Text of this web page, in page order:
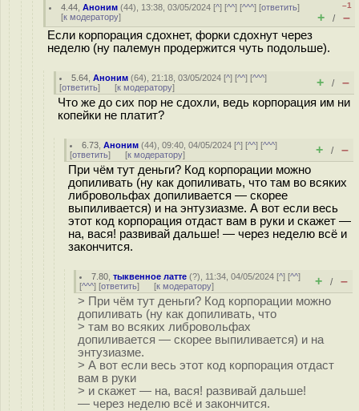
4.44 ,Аноним (44), 13:38, 03/05/2024 [^] [^^] [^^^] [ответить]
[к модератору]
–1
+ / –
Если корпорация сдохнет, форки сдохнут через
неделю (ну палемун продержится чуть подольше).
5.64 ,Аноним (64), 21:18, 03/05/2024 [^] [^^] [^^^]
[ответить] [к модератору] + / –
Что же до сих пор не сдохли, ведь корпорация им ни
копейки не платит?
6.73 ,Аноним (44), 09:40, 04/05/2024 [^] [^^] [^^^]
[ответить] [к модератору] + / –
При чём тут деньги? Код корпорации можно
допиливать (ну как допиливать, что там во всяких
либровольфах допиливается — скорее
выпиливается) и на энтузиазме. А вот если весь
этот код корпорация отдаст вам в руки и скажет —
на, вася! развивай дальше! — через неделю всё и
закончится.
7.80 ,тыквенное латте (?), 11:34, 04/05/2024 [^] [^^]
[^^^] [ответить] [к модератору] + / –
> При чём тут деньги? Код корпорации можно
допиливать (ну как допиливать, что
> там во всяких либровольфах
допиливается — скорее выпиливается) и на
энтузиазме.
> А вот если весь этот код корпорация отдаст
вам в руки
> и скажет — на, вася! развивай дальше!
— через неделю всё и закончится.